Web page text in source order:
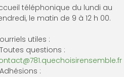
téléphonique du lundi au
le matin de 9 à 12 h 00.
utiles :
questions :
: